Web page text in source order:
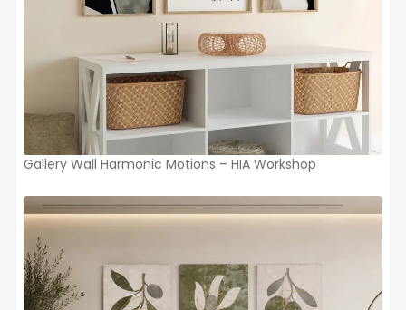
Gallery Wall Harmonic Motions – HIA Workshop